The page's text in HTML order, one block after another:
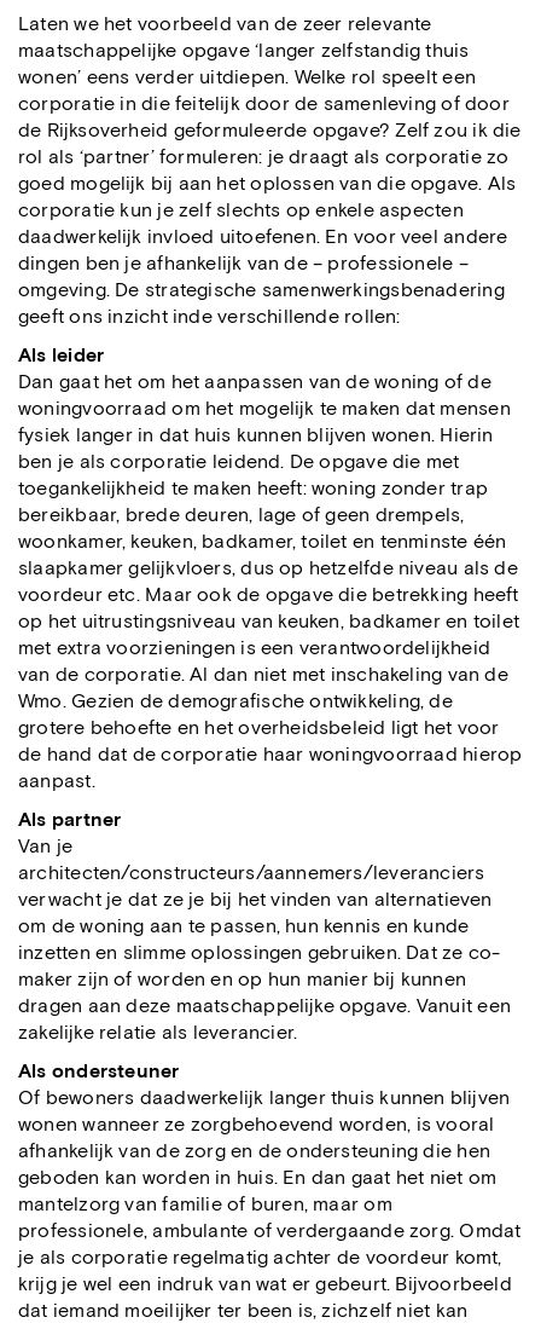
Laten we het voorbeeld van de zeer relevante
maatschappelijke opgave ‘langer zelfstandig thuis
wonen’ eens verder uitdiepen. Welke rol speelt een
corporatie in die feitelijk door de samenleving of door
de Rijksoverheid geformuleerde opgave? Zelf zou ik die
rol als ‘partner’ formuleren: je draagt als corporatie zo
goed mogelijk bij aan het oplossen van die opgave. Als
corporatie kun je zelf slechts op enkele aspecten
daadwerkelijk invloed uitoefenen. En voor veel andere
dingen ben je afhankelijk van de – professionele –
omgeving. De strategische samenwerkingsbenadering
geeft ons inzicht inde verschillende rollen:
Als leider
Dan gaat het om het aanpassen van de woning of de
woningvoorraad om het mogelijk te maken dat mensen
fysiek langer in dat huis kunnen blijven wonen. Hierin
ben je als corporatie leidend. De opgave die met
toegankelijkheid te maken heeft: woning zonder trap
bereikbaar, brede deuren, lage of geen drempels,
woonkamer, keuken, badkamer, toilet en tenminste één
slaapkamer gelijkvloers, dus op hetzelfde niveau als de
voordeur etc. Maar ook de opgave die betrekking heeft
op het uitrustingsniveau van keuken, badkamer en toilet
met extra voorzieningen is een verantwoordelijkheid
van de corporatie. Al dan niet met inschakeling van de
Wmo. Gezien de demografische ontwikkeling, de
grotere behoefte en het overheidsbeleid ligt het voor
de hand dat de corporatie haar woningvoorraad hierop
aanpast.
Als partner
Van je
architecten/constructeurs/aannemers/leveranciers
verwacht je dat ze je bij het vinden van alternatieven
om de woning aan te passen, hun kennis en kunde
inzetten en slimme oplossingen gebruiken. Dat ze co-
maker zijn of worden en op hun manier bij kunnen
dragen aan deze maatschappelijke opgave. Vanuit een
zakelijke relatie als leverancier.
Als ondersteuner
Of bewoners daadwerkelijk langer thuis kunnen blijven
wonen wanneer ze zorgbehoevend worden, is vooral
afhankelijk van de zorg en de ondersteuning die hen
geboden kan worden in huis. En dan gaat het niet om
mantelzorg van familie of buren, maar om
professionele, ambulante of verdergaande zorg. Omdat
je als corporatie regelmatig achter de voordeur komt,
krijg je wel een indruk van wat er gebeurt. Bijvoorbeeld
dat iemand moeilijker ter been is, zichzelf niet kan